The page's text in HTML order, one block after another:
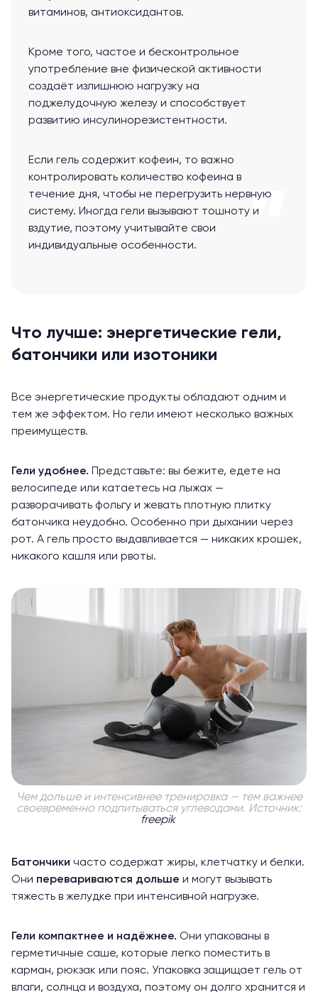
витаминов, антиоксидантов.
Кроме того, частое и бесконтрольное
употребление вне физической активности
создаёт излишнюю нагрузку на
поджелудочную железу и способствует
развитию инсулинорезистентности.
Если гель содержит кофеин, то важно
контролировать количество кофеина в
течение дня, чтобы не перегрузить нервную
систему. Иногда гели вызывают тошноту и
вздутие, поэтому учитывайте свои
индивидуальные особенности.
Что лучше: энергетические гели,
батончики или изотоники
Все энергетические продукты обладают одним и
тем же эффектом. Но гели имеют несколько важных
преимуществ.
Гели удобнее. Представьте: вы бежите, едете на
велосипеде или катаетесь на лыжах —
разворачивать фольгу и жевать плотную плитку
батончика неудобно. Особенно при дыхании через
рот. А гель просто выдавливается — никаких крошек,
никакого кашля или рвоты.
Чем дольше и интенсивнее тренировка — тем важнее
своевременно подпитываться углеводами. Источник:
freepik
Батончики часто содержат жиры, клетчатку и белки.
Они перевариваются дольше и могут вызывать
тяжесть в желудке при интенсивной нагрузке.
Гели компактнее и надёжнее. Они упакованы в
герметичные саше, которые легко поместить в
карман, рюкзак или пояс. Упаковка защищает гель от
влаги, солнца и воздуха, поэтому он долго хранится и